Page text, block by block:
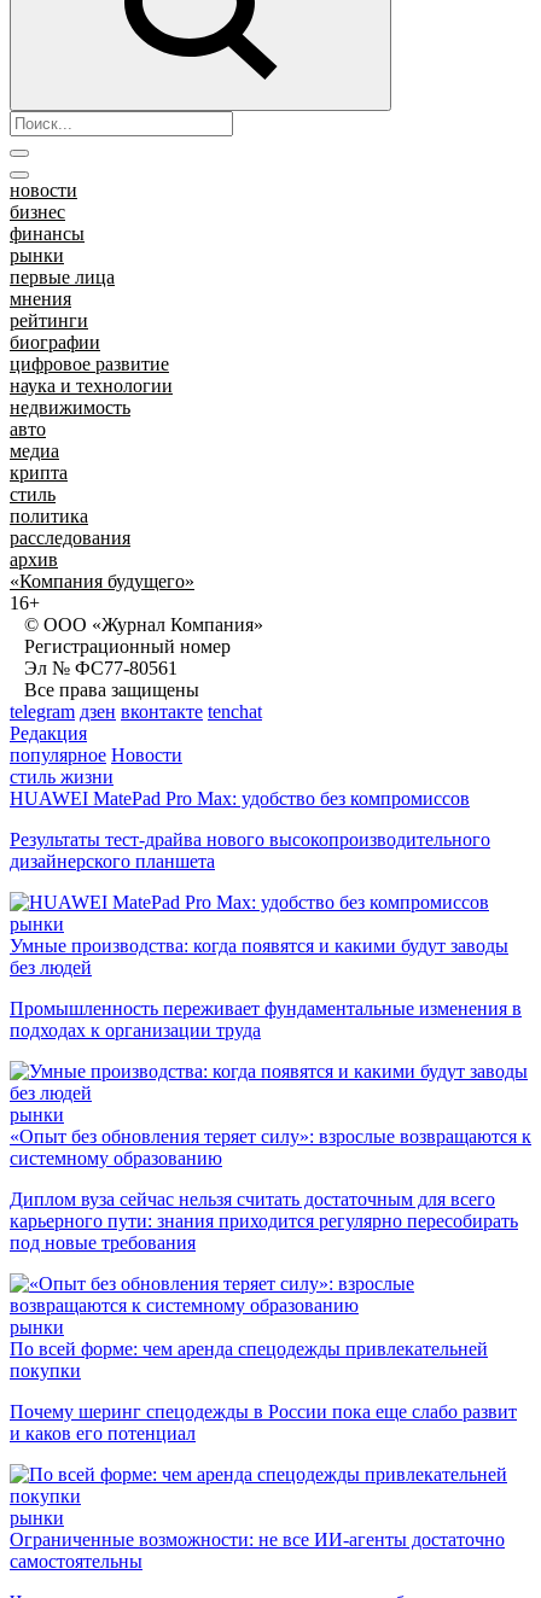
новости
бизнес
финансы
рынки
первые лица
мнения
рейтинги
биографии
цифровое развитие
наука и технологии
недвижимость
авто
медиа
крипта
стиль
политика
расследования
архив
«Компания будущего»
16+
© ООО «Журнал Компания»
Регистрационный номер
Эл № ФС77-80561
Все права защищены
telegram дзен вконтакте tenchat
Редакция
популярное Новости
стиль жизни
HUAWEI MatePad Pro Max: удобство без компромиссов
Результаты тест-драйва нового высокопроизводительного
дизайнерского планшета
рынки
Умные производства: когда появятся и какими будут заводы
без людей
Промышленность переживает фундаментальные изменения в
подходах к организации труда
рынки
«Опыт без обновления теряет силу»: взрослые возвращаются к
системному образованию
Диплом вуза сейчас нельзя считать достаточным для всего
карьерного пути: знания приходится регулярно пересобирать
под новые требования
рынки
По всей форме: чем аренда спецодежды привлекательней
покупки
Почему шеринг спецодежды в России пока еще слабо развит
и каков его потенциал
рынки
Ограниченные возможности: не все ИИ-агенты достаточно
самостоятельны